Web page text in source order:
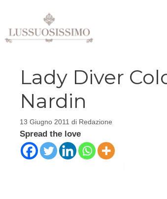
contenuto
Lady Diver
Nardin
13 Giugno 2011 di Redazione
Spread the love